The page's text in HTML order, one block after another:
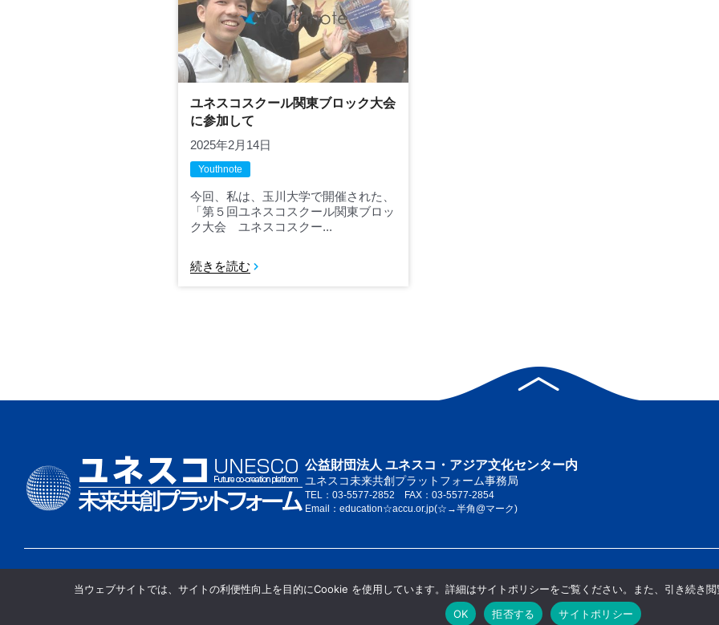
ユネスコスクール関東ブロック大会
に参加して
2025年2月14日
Youthnote
今回、私は、玉川大学で開催された、
「第５回ユネスコスクール関東ブロッ
ク大会 ユネスコスクー...
続きを読む
公益財団法人 ユネスコ・アジア文化センター内
ユネスコ未来共創プラットフォーム事務局
TEL：03-5577-2852 FAX：03-5577-2854
Email：education☆accu.or.jp(☆→半角@マーク)
私たちについてサイトポリシー当サイトの推奨ブラウザ サイトマッ
当ウェブサイトでは、サイトの利便性向上を目的にCookie を使用しています。詳細はサイトポリシーをご覧ください。また、引き続き
OK
拒否する サイトポリシー